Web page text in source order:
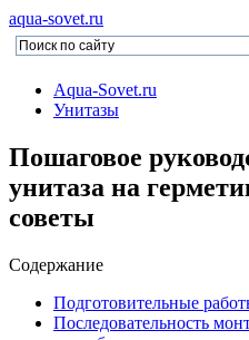
aqua-sovet.ru
Aqua-Sovet.ru
Унитазы
Пошаговое
унитаза на
советы
Содержание
Подготовительные
Последовательность